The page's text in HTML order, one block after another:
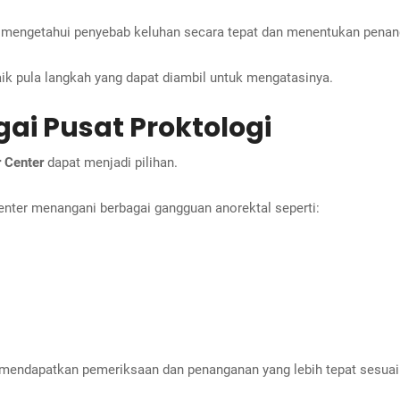
penyebab keluhan secara tepat dan menentukan
pula langkah yang dapat diambil untuk mengatasinya.
Pusat Proktologi
Centerdapat menjadi pilihan.
menangani berbagai gangguan anorektal seperti:
pemeriksaan dan penanganan yang lebih tepat